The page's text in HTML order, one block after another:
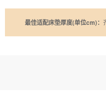
最佳适配床垫厚度(单位cm)：